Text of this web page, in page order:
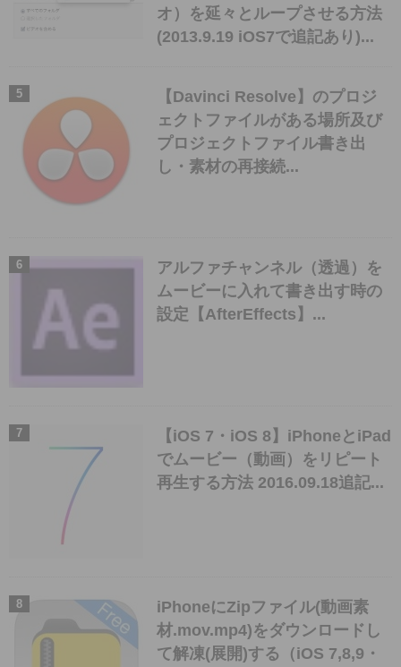
オ）を延々とループさせる方法
(2013.9.19 iOS7で追記あり)...
【Davinci Resolve】のプロジ
ェクトファイルがある場所及び
プロジェクトファイル書き出
し・素材の再接続...
アルファチャンネル（透過）を
ムービーに入れて書き出す時の
設定【AfterEffects】...
【iOS 7・iOS 8】iPhoneとiPad
でムービー（動画）をリピート
再生する方法 2016.09.18追記...
iPhoneにZipファイル(動画素
材.mov.mp4)をダウンロードし
て解凍(展開)する（iOS 7,8,9・